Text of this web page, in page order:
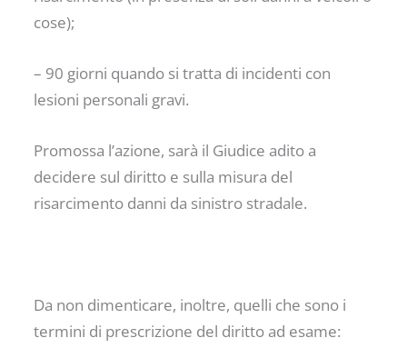
cose);
– 90 giorni quando si tratta di incidenti con
lesioni personali gravi.
Promossa l’azione, sarà il Giudice adito a
decidere sul diritto e sulla misura del
risarcimento danni da sinistro stradale.
Da non dimenticare, inoltre, quelli che sono i
termini di prescrizione del diritto ad esame: